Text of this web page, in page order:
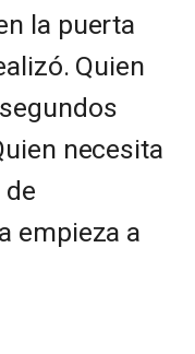
la puerta
Quien
necesita
empieza a